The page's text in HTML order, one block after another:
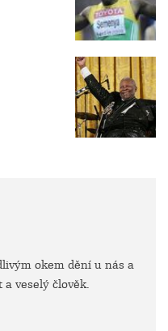
okem dění u nás a
a veselý člověk.